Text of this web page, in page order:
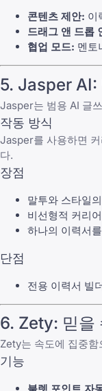
콘텐츠 제안: 이
드래그 앤 드롭
협업 모드: 멘토
5. Jasper AI:
Jasper는 범용 AI 글
작동 방식
Jasper를 사용하면
다.
장점
말투와 스타일
비선형적 커리
하나의 이력서
단점
전용 이력서 빌
6. Zety: 믿을
Zety는 속도에 집중함
기능